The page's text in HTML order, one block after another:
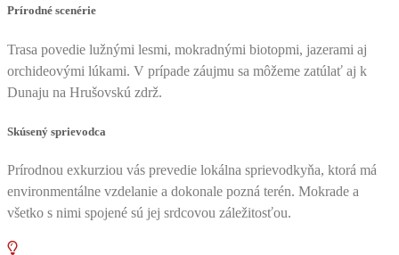
Prírodné scenérie
Trasa povedie lužnými lesmi, mokradnými biotopmi, jazerami aj
orchideovými lúkami. V prípade záujmu sa môžeme zatúlať aj k
Dunaju na Hrušovskú zdrž.
Skúsený sprievodca
Prírodnou exkurziou vás prevedie lokálna sprievodkyňa, ktorá má
environmentálne vzdelanie a dokonale pozná terén. Mokrade a
všetko s nimi spojené sú jej srdcovou záležitosťou.